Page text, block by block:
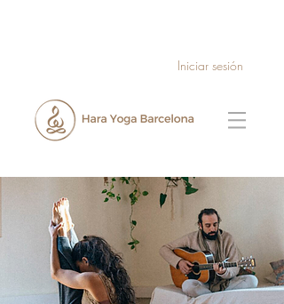
Iniciar sesión